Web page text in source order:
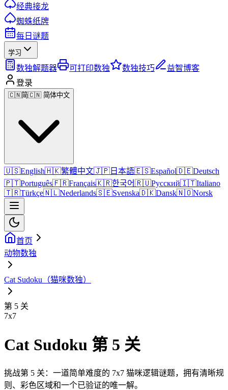
经典接龙
蜘蛛纸牌
每日谜题
学习
数独解题器 可打印数独 数独技巧
益智博客
登录
🇨🇳简🇨🇳 简体中文
🇺🇸English🇭🇰繁體中文🇯🇵 日本語🇪🇸Español🇩🇪Deutsch
🇵🇹Português🇫🇷Français🇰🇷한국어🇷🇺Русский🇮🇹Italiano
🇹🇷Türkçe🇳🇱Nederlands🇸🇪Svenska🇩🇰Dansk🇳🇴Norsk
首页
动物数独
Cat Sudoku（猫咪数独）
第 5 关
7x7
Cat Sudoku 第 5 关
挑战第 5 关：一道简单难度的 7x7 猫咪逻辑谜题，拥有清晰规
则、彩色区域和一个已验证的唯一解。